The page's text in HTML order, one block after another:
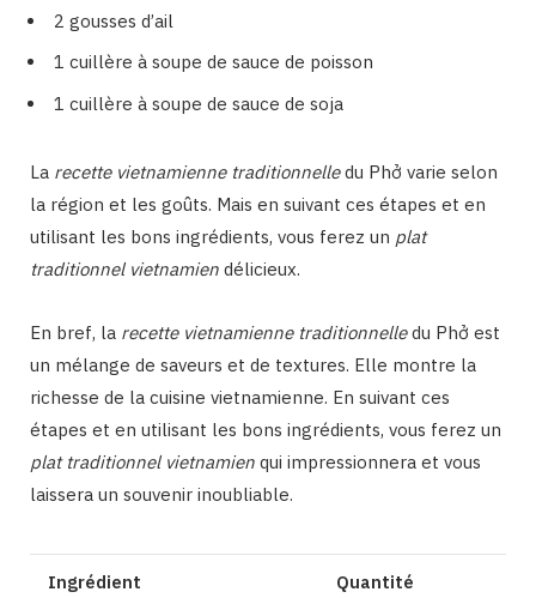
2 gousses d’ail
1 cuillère à soupe de sauce de poisson
1 cuillère à soupe de sauce de soja
La recette vietnamienne traditionnelledu Phở varie selon
la région et les goûts. Mais en suivant ces étapes et en
utilisant les bons ingrédients, vous ferez un plat
traditionnel vietnamien délicieux.
En bref, la recette vietnamienne traditionnelledu Phở est
un mélange de saveurs et de textures. Elle montre la
richesse de la cuisine vietnamienne. En suivant ces
étapes et en utilisant les bons ingrédients, vous ferez un
plat traditionnel vietnamien qui impressionnera et vous
laissera un souvenir inoubliable.
Ingrédient Quantité